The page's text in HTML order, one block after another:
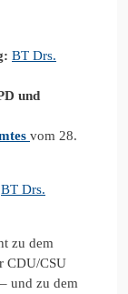
BT Drs.
und
vom 28.
BT Drs.
zu dem
CDU/CSU
und zu dem